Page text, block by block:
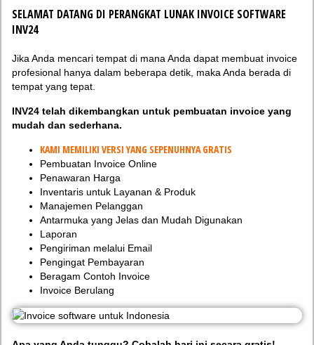
SELAMAT DATANG DI PERANGKAT LUNAK INVOICE SOFTWARE
INV24
Jika Anda mencari tempat di mana Anda dapat membuat invoice
profesional hanya dalam beberapa detik, maka Anda berada di
tempat yang tepat.
INV24 telah dikembangkan untuk pembuatan invoice yang
mudah dan sederhana.
KAMI MEMILIKI VERSI YANG SEPENUHNYA GRATIS
Pembuatan Invoice Online
Penawaran Harga
Inventaris untuk Layanan & Produk
Manajemen Pelanggan
Antarmuka yang Jelas dan Mudah Digunakan
Laporan
Pengiriman melalui Email
Pengingat Pembayaran
Beragam Contoh Invoice
Invoice Berulang